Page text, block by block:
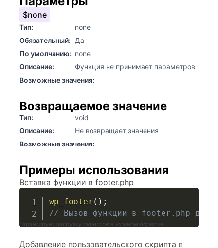
$none
Тип:
none
Обязательный:
Да
По умолчанию: none
Описание:
Функция не принимает параметров
Возможные значения:
Возвращаемое значение
Тип:
void
Описание:
Не возвращает значения
Возможные значения:
Примеры использования
Вставка функции в footer.php
wp_footer ( ) ;
// Вызов функции в footer.php для
Гарантирует загрузку скриптов в нужном порядке
Добавление пользовательского скрипта в